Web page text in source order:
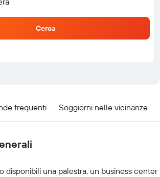
Cerca
frequenti Soggiorni nelle vicinanze
disponibili una palestra, un business center